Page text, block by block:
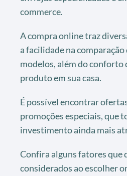
commerce.
A compra online traz
a facilidade na comparação
modelos, além do conforto
produto em sua casa.
É possível encontrar
promoções especiais, que
investimento ainda mais
Confira alguns fatores que
considerados ao escolher